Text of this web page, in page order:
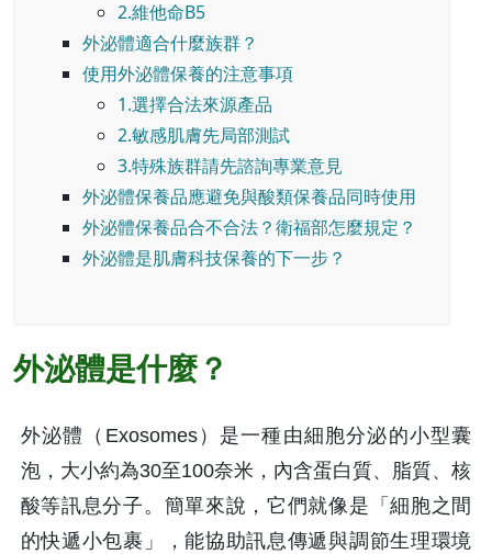
2.維他命B5
外泌體適合什麼族群？
使用外泌體保養的注意事項
1.選擇合法來源產品
2.敏感肌膚先局部測試
3.特殊族群請先諮詢專業意見
外泌體保養品應避免與酸類保養品同時使用
外泌體保養品合不合法？衛福部怎麼規定？
外泌體是肌膚科技保養的下一步？
外泌體是什麼？
外泌體（Exosomes）是一種由細胞分泌的小型囊
泡，大小約為30至100奈米，內含蛋白質、脂質、核
酸等訊息分子。簡單來說，它們就像是「細胞之間
的快遞小包裹」，能協助訊息傳遞與調節生理環境